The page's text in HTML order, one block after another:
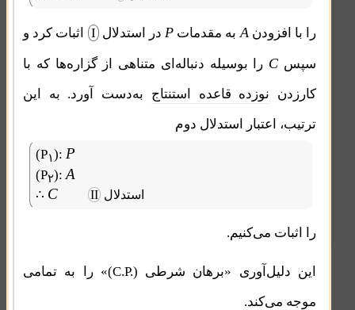
را با افزودن A به مقدمات P در استدلال I اثبات کرد و
سپس C را بوسیله دنباله‌ای متناهی از گزاره‌ها که با
کارزدن نوزده قاعده استنتاج به‌دست آورد. به این
ترتیب، اعتبار استدلال دوم
(P۱):P
(P۲):A
∴ C استدلال II
را اثبات می‌کنیم.
این دلیل‌آوری «برهان شرطی (C.P.)» را به تمامی
موجه می‌کند.